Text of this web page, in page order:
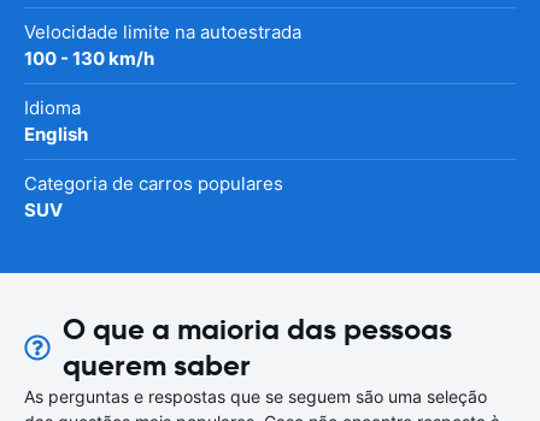
Velocidade limite na autoestrada
100 - 130 km/h
Idioma
English
Categoria de carros populares
SUV
O que a maioria das pessoas
querem saber
As perguntas e respostas que se seguem são uma seleção